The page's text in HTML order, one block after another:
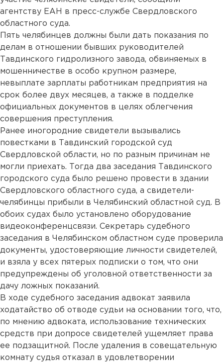
агентству ЕАН в пресс-службе Свердловского
областного суда.
Пять челябинцев должны были дать показания по
делам в отношении бывших руководителей
Тавдинского гидролизного завода, обвиняемых в
мошенничестве в особо крупном размере,
невыплате зарплаты работникам предприятия на
срок более двух месяцев, а также в подделке
официальных документов в целях облегчения
совершения преступления.
Ранее иногородние свидетели вызывались
повестками в Тавдинский городской суд
Свердловской области, но по разным причинам не
могли приехать. Тогда два заседания Тавдинского
городского суда было решено провести в здании
Свердловского областного суда, а свидетели-
челябинцы прибыли в Челябинский областной суд. В
обоих судах было установлено оборудование
видеоконференцсвязи. Секретарь судебного
заседания в Челябинском областном суде проверила
документы, удостоверяющие личности свидетелей,
и взяла у всех пятерых подписки о том, что они
предупреждены об уголовной ответственности за
дачу ложных показаний.
В ходе судебного заседания адвокат заявила
ходатайство об отводе судьи на основании того, что,
по мнению адвоката, использование технических
средств при допросе свидетелей ущемляет права
ее подзащитной. После удаления в совещательную
комнату судья отказал в удовлетворении